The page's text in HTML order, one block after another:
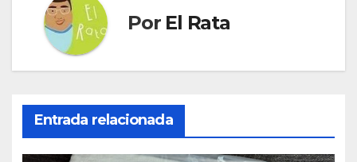
Por El Rata
Entrada relacionada